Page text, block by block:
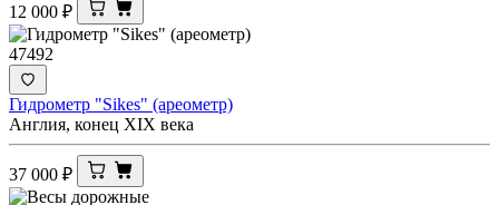
12 000 ₽
47492
Гидрометр "Sikes" (ареометр)
Англия, конец XIX века
37 000 ₽